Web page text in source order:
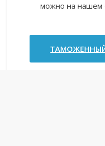
можно на нашем